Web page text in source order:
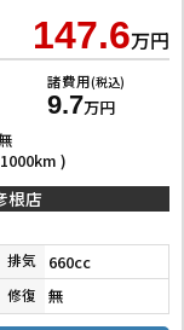
147.6万円
諸費用(税込)
9.7万円
)
根店
排気 660cc
修復 無